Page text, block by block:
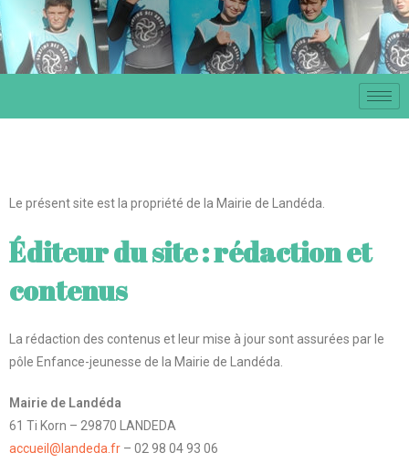
Le présent site est la propriété de la Mairie de Landéda.
Éditeur du site : rédaction et
contenus
La rédaction des contenus et leur mise à jour sont assurées par le
pôle Enfance-jeunesse de la Mairie de Landéda.
Mairie de Landéda
61 Ti Korn – 29870 LANDEDA
accueil@landeda.fr – 02 98 04 93 06